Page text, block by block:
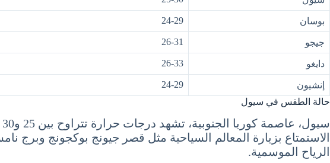
بوسان 24-29
جيجو 26-31
دايغو 26-33
إنشيون 24-29
حالة الطقس في سيول
الاستمتاع بزيارة المعالم السياحية مثل قصر جيونج بوكجونج وبرج
الرياح الموسمية.